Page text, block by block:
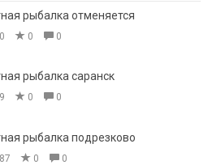
рыбалка отменяется
0 0
рыбалка саранск
0 0
рыбалка подрезково
0 0